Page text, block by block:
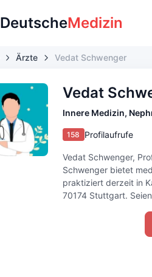
DeutscheMedizin
Ärzte Vedat Schwenger
Vedat
Innere Medizin,
158 Profilaufrufe
Vedat Schwenger,
Schwenger bietet
praktiziert derzeit in
70174 Stuttgart.